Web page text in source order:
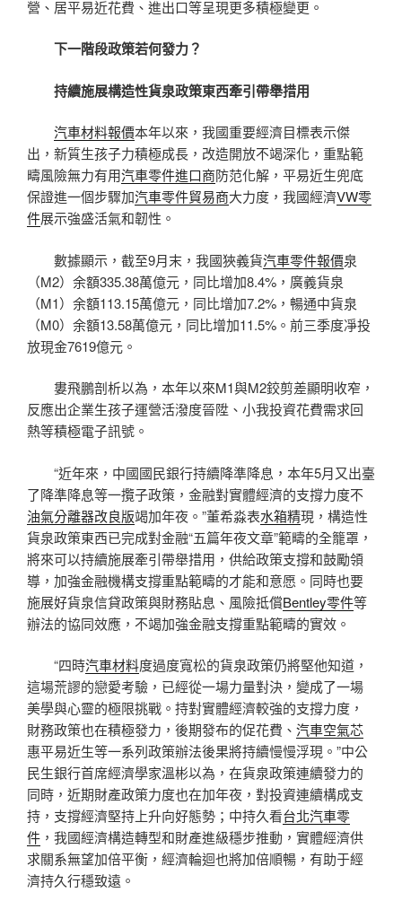
營、居平易近花費、進出口等呈現更多積極變更。
下一階段政策若何發力？
持續施展構造性貨泉政策東西牽引帶舉措用
汽車材料報價本年以來，我國重要經濟目標表示傑
出，新質生孩子力積極成長，改造開放不竭深化，重點範
疇風險無力有用汽車零件進口商防范化解，平易近生兜底
保證進一個步驟加汽車零件貿易商大力度，我國經濟VW零
件展示強盛活氣和韌性。
數據顯示，截至9月末，我國狹義貨汽車零件報價泉
（M2）余額335.38萬億元，同比增加8.4%，廣義貨泉
（M1）余額113.15萬億元，同比增加7.2%，暢通中貨泉
（M0）余額13.58萬億元，同比增加11.5%。前三季度凈投
放現金7619億元。
婁飛鵬剖析以為，本年以來M1與M2鉸剪差顯明收窄，
反應出企業生孩子運營活潑度晉陞、小我投資花費需求回
熱等積極電子訊號。
“近年來，中國國民銀行持續降準降息，本年5月又出臺
了降準降息等一攬子政策，金融對實體經濟的支撐力度不
油氣分離器改良版竭加年夜。”董希淼表水箱精現，構造性
貨泉政策東西已完成對金融“五篇年夜文章”範疇的全籠罩，
將來可以持續施展牽引帶舉措用，供給政策支撐和鼓勵領
導，加強金融機構支撐重點範疇的才能和意愿。同時也要
施展好貨泉信貸政策與財務貼息、風險抵償Bentley零件等
辦法的協同效應，不竭加強金融支撐重點範疇的實效。
“四時汽車材料度過度寬松的貨泉政策仍將堅他知道，
這場荒謬的戀愛考驗，已經從一場力量對決，變成了一場
美學與心靈的極限挑戰。持對實體經濟較強的支撐力度，
財務政策也在積極發力，後期發布的促花費、 汽車空氣芯
惠平易近生等一系列政策辦法後果將持續慢慢浮現。”中公
民生銀行首席經濟學家溫彬以為，在貨泉政策連續發力的
同時，近期財產政策力度也在加年夜，對投資連續構成支
持，支撐經濟堅持上升向好態勢；中持久看台北汽車零
件 ，我國經濟構造轉型和財產進級穩步推動，實體經濟供
求關系無望加倍平衡，經濟輪迴也將加倍順暢，有助于經
濟持久行穩致遠。